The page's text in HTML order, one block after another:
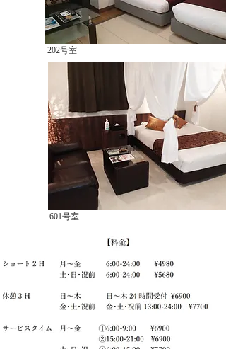
202号室
601号室